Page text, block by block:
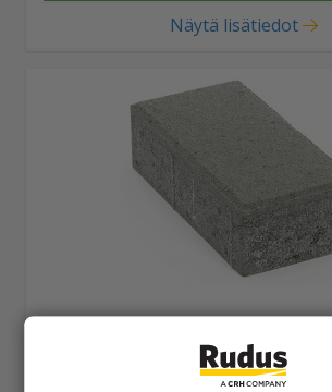
Näytä lisätiedot
CEVO Kartanokivi
37,05 €/m²